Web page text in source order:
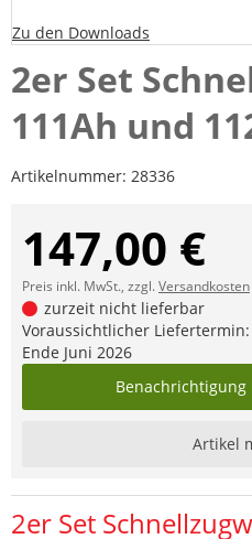
Zu den Downloads
2er Set
111Ah und
Artikelnummer: 28336
147,00 €
Preis inkl. MwSt., zzgl.Versandkosten
zurzeit nicht lieferbar
Voraussichtlicher Liefertermin:
Ende Juni 2026
Artikel
2er Set